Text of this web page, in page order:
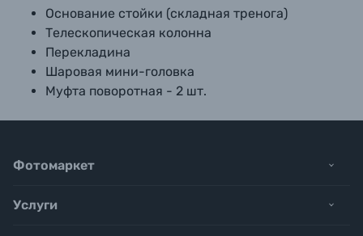
Основание стойки (складная тренога)
Телескопическая колонна
Перекладина
Шаровая мини-головка
Муфта поворотная - 2 шт.
Фотомаркет
Услуги